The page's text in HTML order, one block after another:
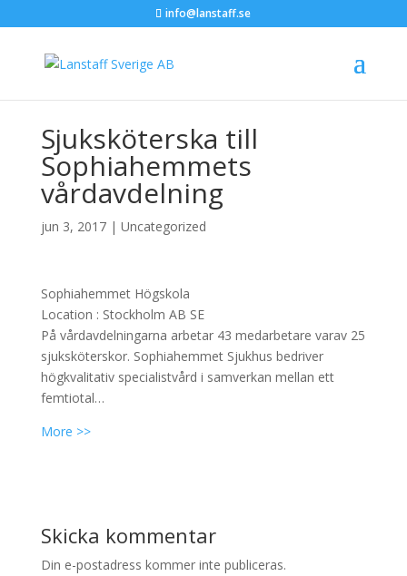
info@lanstaff.se
Sjuksköterska till
Sophiahemmets
vårdavdelning
jun 3, 2017| Uncategorized
Sophiahemmet Högskola
Location : Stockholm AB SE
På vårdavdelningarna arbetar 43 medarbetare varav 25
sjuksköterskor. Sophiahemmet Sjukhus bedriver
högkvalitativ specialistvård i samverkan mellan ett
femtiotal…
More >>
Skicka kommentar
Din e-postadress kommer inte publiceras.